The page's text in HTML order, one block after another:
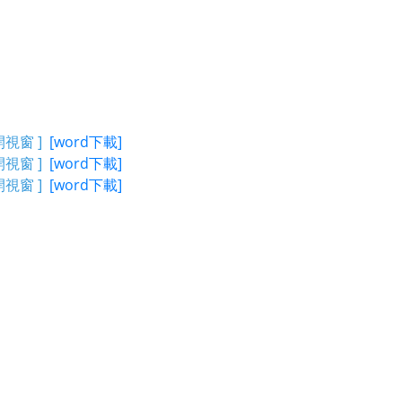
視窗 ] [word下載]
視窗 ] [word下載]
視窗 ] [word下載]